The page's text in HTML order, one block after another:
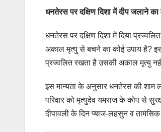
धनतेरस पर दक्षिण दिशा में दीप जलाने का
धनतेरस पर दक्षिण दिशा में दिया
अकाल मृत्यु से बचने का कोई उपाय है? इस
प्रज्वलित रखता है उसकी अकाल मृत्यु
इस मान्यता के अनुसार धनतेरस की
परिवार को मृत्युदेव यमराज के कोप से
दीपावली के दिन प्याज-लहसुन व